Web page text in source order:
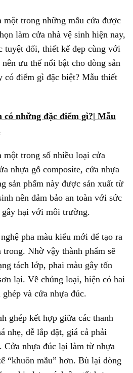
một trong những mẫu cửa được
làm cửa nhà vệ sinh hiện nay,
tuyệt đối, thiết kế đẹp cùng với
ưu thế nổi bật cho dòng sản
có điểm gì đặc biệt? Mẫu thiết
những đặc điểm gì?| Mẫu
một trong số nhiều loại cửa
nhựa gỗ composite, cửa nhựa
sản phẩm này được sản xuất từ
nên đảm bảo an toàn với sức
hại với môi trường.
pha màu kiểu mới để tạo ra
trong. Nhờ vậy thành phẩm sẽ
tách lớp, phai màu gây tốn
lại. Về chủng loại, hiện có hai
và cửa nhựa đúc.
ghép kết hợp giữa các thanh
nhẹ, dễ lắp đặt, giá cả phải
Cửa nhựa đúc lại làm từ nhựa
“khuôn mẫu” hơn. Bù lại dòng